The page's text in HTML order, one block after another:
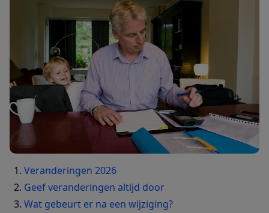
Veranderingen 2026
Geef veranderingen altijd door
Wat gebeurt er na een wijziging?